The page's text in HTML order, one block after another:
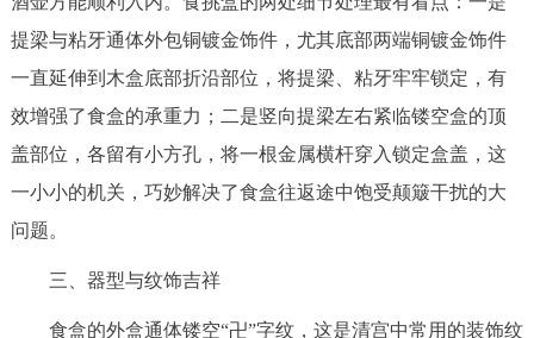
提梁与粘牙通体外包铜镀金饰件，尤其底部两端铜镀金饰件
一直延伸到木盒底部折沿部位，将提梁、粘牙牢牢锁定，有
效增强了食盒的承重力；二是竖向提梁左右紧临镂空盒的顶
盖部位，各留有小方孔，将一根金属横杆穿入锁定盒盖，这
一小小的机关，巧妙解决了食盒往返途中饱受颠簸干扰的大
问题。
三、器型与纹饰吉祥
食盒的外盒通体镂空“卍”字纹，这是清宫中常用的装饰纹